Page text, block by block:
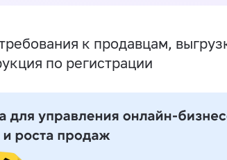
к продавцам,
по регистрации